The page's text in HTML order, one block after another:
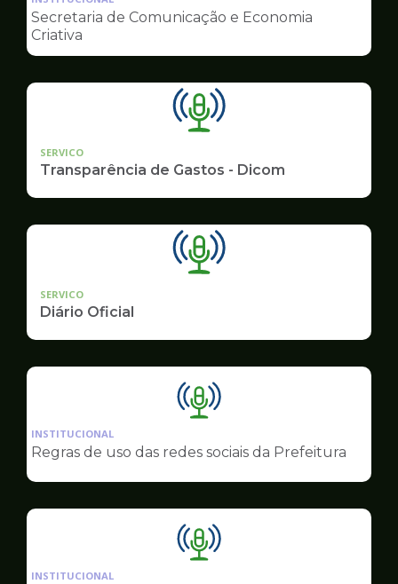
pagina
Comunicação
Secretaria de Comunicação e Economia
Criativa
SERVICO
Transparência de Gastos - Dicom
SERVICO
Diário Oficial
Ilustração
pagina
Comunicação
INSTITUCIONAL
Regras de uso das redes sociais da Prefeitura
Ilustração
INSTITUCIONAL